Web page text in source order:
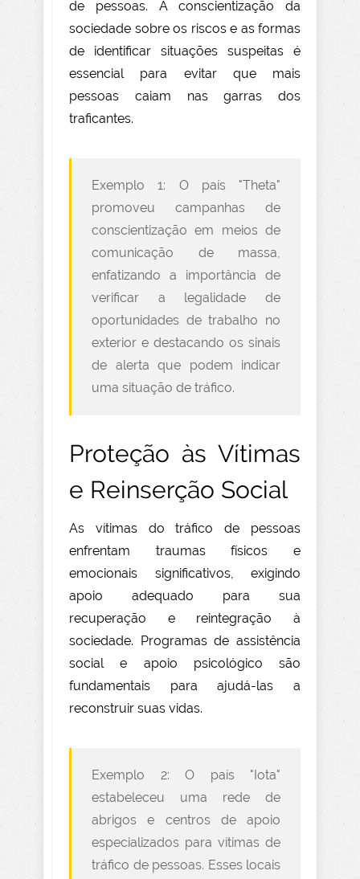
de pessoas. A conscientização da
sociedade sobre os riscos e as formas
de identificar situações suspeitas é
essencial para evitar que mais
pessoas caiam nas garras dos
traficantes.
Exemplo 1: O país "Theta"
promoveu campanhas de
conscientização em meios de
comunicação de massa,
enfatizando a importância de
verificar a legalidade de
oportunidades de trabalho no
exterior e destacando os sinais
de alerta que podem indicar
uma situação de tráfico.
Proteção às Vítimas
e Reinserção Social
As vítimas do tráfico de pessoas
enfrentam traumas físicos e
emocionais significativos, exigindo
apoio adequado para sua
recuperação e reintegração à
sociedade. Programas de assistência
social e apoio psicológico são
fundamentais para ajudá-las a
reconstruir suas vidas.
Exemplo 2: O país "Iota"
estabeleceu uma rede de
abrigos e centros de apoio
especializados para vítimas de
tráfico de pessoas. Esses locais